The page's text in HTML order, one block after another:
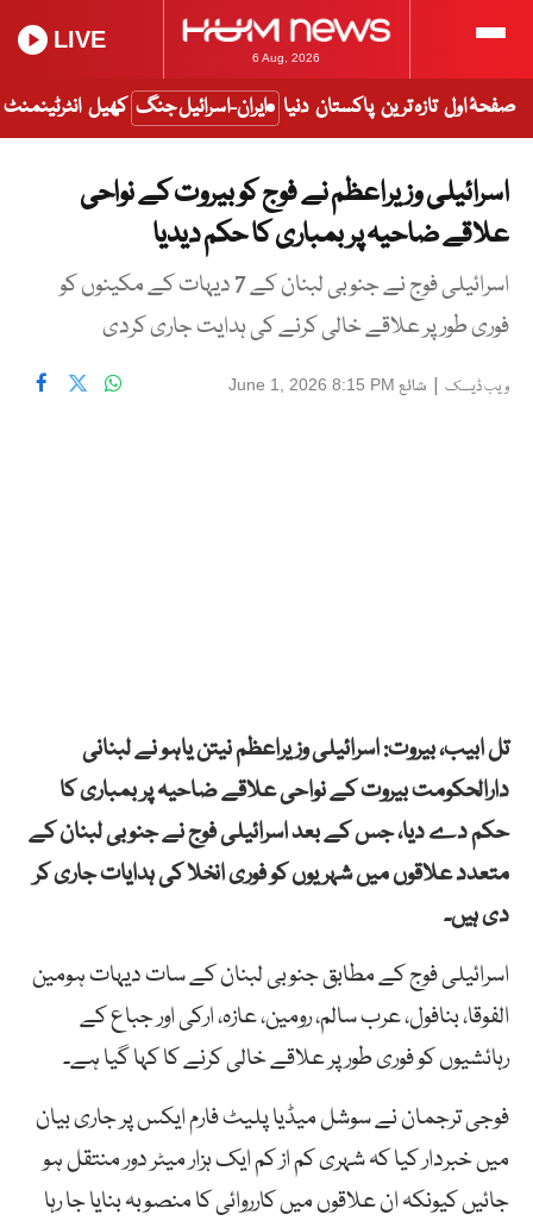
6 Aug, 2026
LIVE
صفحۂ اول تازہ ترین پاکستان دنیا ایران-اسرائیل جنگ کھیل انٹرٹینمنٹ
اسرائیلی وزیراعظم نے فوج کو بیروت کے نواحی
علاقے ضاحیہ پر بمباری کا حکم دیدیا
اسرائیلی فوج نے جنوبی لبنان کے 7 دیہات کے مکینوں کو
فوری طور پر علاقے خالی کرنے کی ہدایت جاری کردی
ویب ڈیسک | شائع June 1, 2026 8:15 PM
تل ابیب، بیروت: اسرائیلی وزیراعظم نیتن یاہو نے لبنانی
دارالحکومت بیروت کے نواحی علاقے ضاحیہ پر بمباری کا
حکم دے دیا، جس کے بعد اسرائیلی فوج نے جنوبی لبنان کے
متعدد علاقوں میں شہریوں کو فوری انخلا کی ہدایات جاری کر
دی ہیں۔
اسرائیلی فوج کے مطابق جنوبی لبنان کے سات دیہات ہومین
الفوقا، بنافول، عرب سالم، رومین، عازہ، ارکی اور جباع کے
رہائشیوں کو فوری طور پر علاقے خالی کرنے کا کہا گیا ہے۔
فوجی ترجمان نے سوشل میڈیا پلیٹ فارم ایکس پر جاری بیان
میں خبردار کیا کہ شہری کم از کم ایک ہزار میٹر دور منتقل ہو
جائیں کیونکہ ان علاقوں میں کارروائی کا منصوبہ بنایا جا رہا